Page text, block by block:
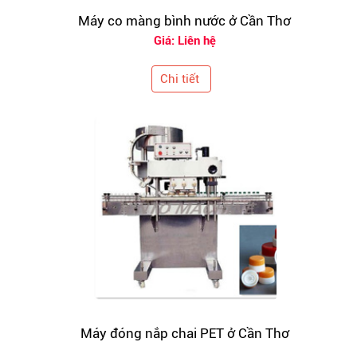
Máy co màng bình nước ở Cần Thơ
Giá: Liên hệ
Chi tiết
Máy đóng nắp chai PET ở Cần Thơ